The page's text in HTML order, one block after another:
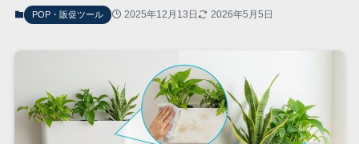
POP・販促ツール 2025年12月13日 2026年5月5日